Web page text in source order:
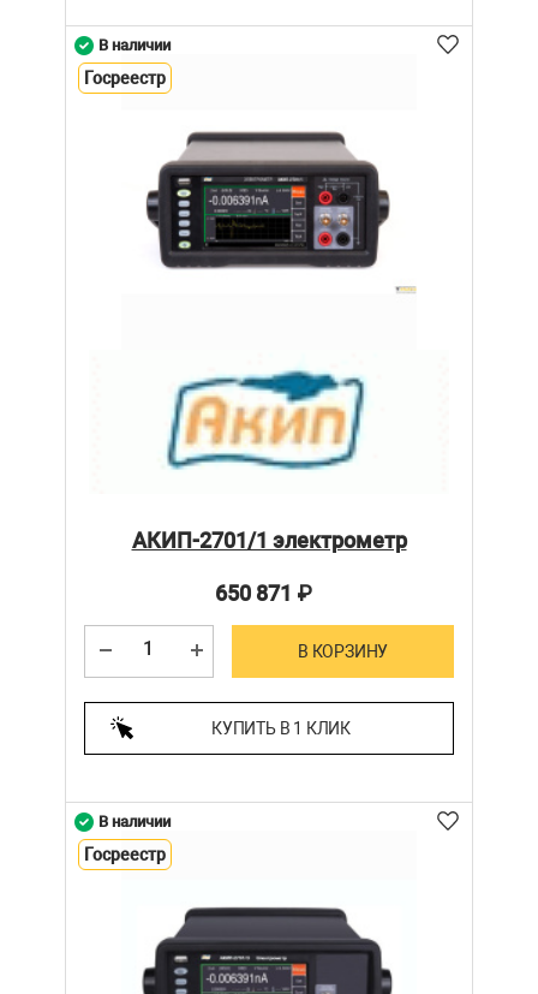
АКИП-2701/1 электрометр
650 871 ₽
В КОРЗИНУ
КУПИТЬ В 1 КЛИК
В наличии
Госреестр
В наличии
Госреестр